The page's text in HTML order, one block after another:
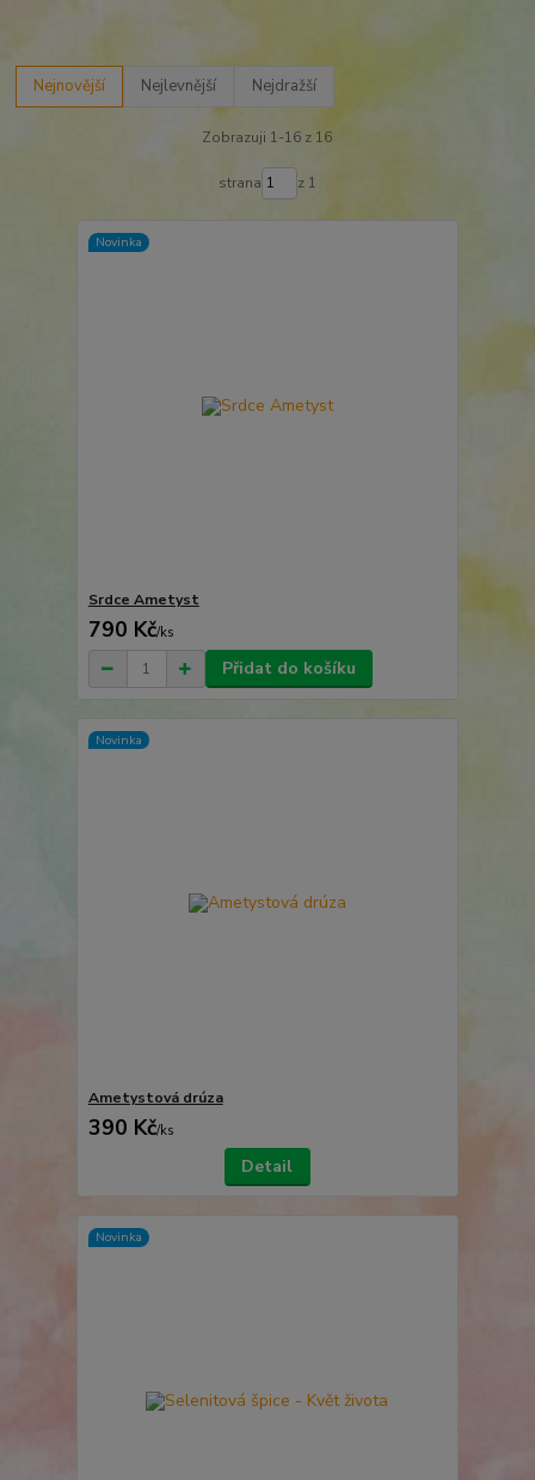
Nejnovější Nejlevnější Nejdražší
Zobrazuji 1-16 z 16
strana z 1
Novinka
Srdce Ametyst
790 Kč/ks
Přidat do košíku
Novinka
Ametystová drúza
390 Kč/ks
Detail
Novinka